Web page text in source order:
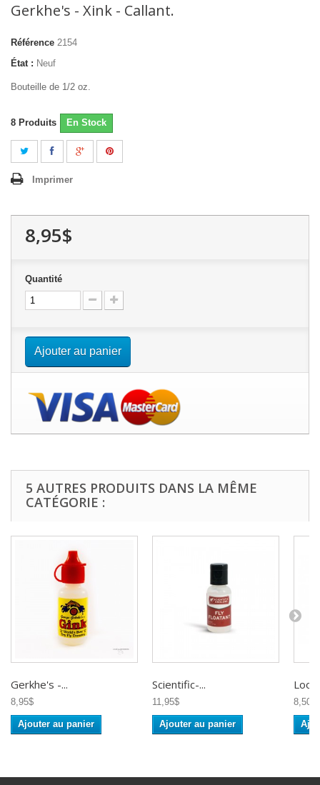
Gerkhe's - Xink - Callant.
Référence 2154
État : Neuf
Bouteille de 1/2 oz.
8 Produits En Stock
Imprimer
8,95$
Quantité
Ajouter au panier
5 AUTRES PRODUITS DANS LA MÊME
CATÉGORIE :
Gerkhe's -...
8,95$
Ajouter au panier
Scientific-...
11,95$
Ajouter au panier
Loon
8,50$